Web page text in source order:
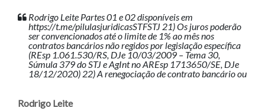
Rodrigo Leite Partes 01 e 02 disponíveis em
https://t.me/pilulasjuridicasSTFSTJ 21) Os juros poderão
ser convencionados até o limite de 1% ao mês nos
contratos bancários não regidos por legislação específica
(REsp 1.061.530/RS, DJe 10/03/2009 – Tema 30,
Súmula 379 do STJ e AgInt no AREsp 1713650/SE, DJe
18/12/2020) 22) A renegociação de contrato bancário ou
Rodrigo Leite